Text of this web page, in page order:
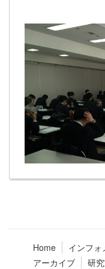
Home インフォ
アーカイブ
研